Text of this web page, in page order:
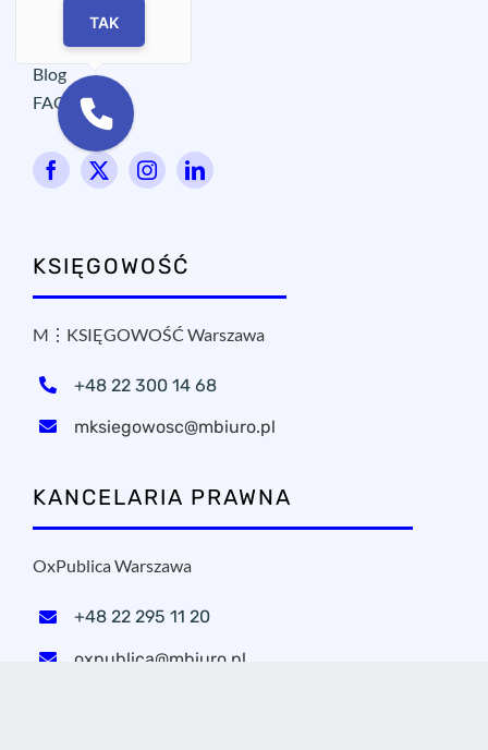
OX⋮START
Współpraca
Blog
FAQ
KSIĘGOWOŚĆ
M⋮KSIĘGOWOŚĆ Warszawa
+48 22 300 14 68
mksiegowosc@mbiuro.pl
KANCELARIA PRAWNA
OxPublica Warszawa
+48 22 295 11 20
oxpublica@mbiuro.pl
TAK